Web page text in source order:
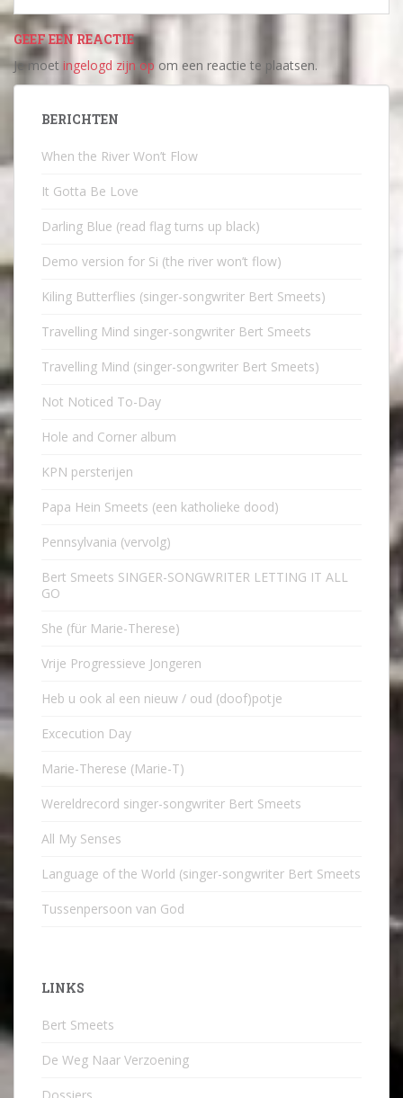
GEEF EEN REACTIE
Je moet ingelogd zijn op om een reactie te plaatsen.
BERICHTEN
When the River Won’t Flow
It Gotta Be Love
Darling Blue (read flag turns up black)
Demo version for Si (the river won’t flow)
Kiling Butterflies (singer-songwriter Bert Smeets)
Travelling Mind singer-songwriter Bert Smeets
Travelling Mind (singer-songwriter Bert Smeets)
Not Noticed To-Day
Hole and Corner album
KPN persterijen
Papa Hein Smeets (een katholieke dood)
Pennsylvania (vervolg)
Bert Smeets SINGER-SONGWRITER LETTING IT ALL
GO
She (für Marie-Therese)
Vrije Progressieve Jongeren
Heb u ook al een nieuw / oud (doof)potje
Excecution Day
Marie-Therese (Marie-T)
Wereldrecord singer-songwriter Bert Smeets
All My Senses
Language of the World (singer-songwriter Bert Smeets
Tussenpersoon van God
LINKS
Bert Smeets
De Weg Naar Verzoening